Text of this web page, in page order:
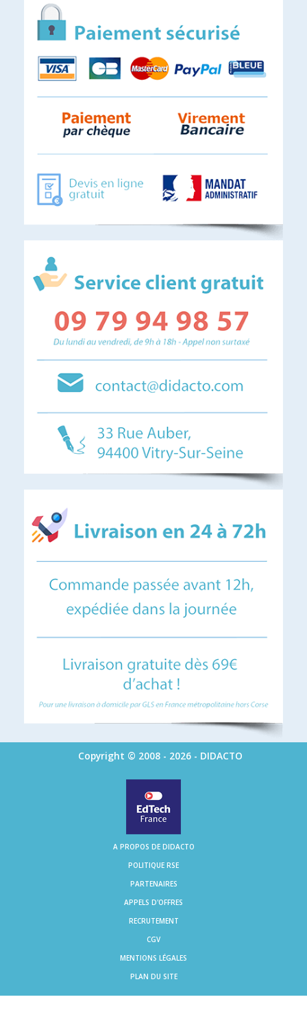
Copyright © 2008 - 2026 - DIDACTO
A PROPOS DE DIDACTO
POLITIQUE RSE
PARTENAIRES
APPELS D'OFFRES
RECRUTEMENT
CGV
MENTIONS LÉGALES
PLAN DU SITE